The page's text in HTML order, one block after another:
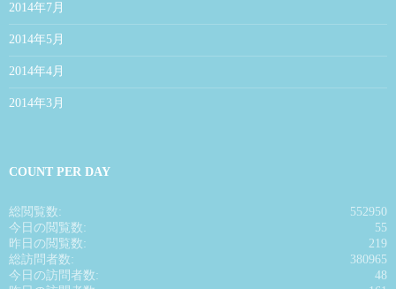
2014年7月
2014年5月
2014年4月
2014年3月
COUNT PER DAY
552950
総閲覧数:
55
今日の閲覧数:
219
昨日の閲覧数:
380965
総訪問者数:
48
今日の訪問者数: